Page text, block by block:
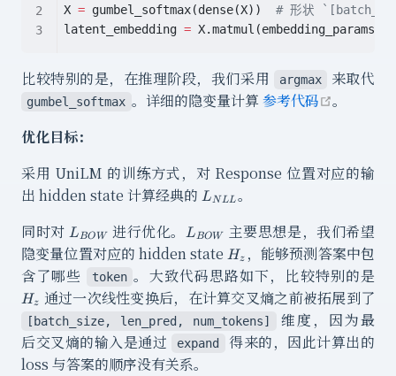
X = gumbel_softmax(dense(X)) # 形状
latent_embedding = X.matmul(embedding_params)
比较特别的是，在推理阶段，我们采用 argmax 来取代
gumbel_softmax 。详细的隐变量计算 参考代码 open in
。
优化目标：
采用 UniLM 的训练方式，对 Response 位置对应的输
出 hidden state 计算经典的 L_{NLL}
LN LL。
同时对L_{BOW}
LBOW 进行优化。L_{BOW}
LBOW
主要思想是，我们希望
隐变量位置对应的 hidden stateH_z
Hz ，能够预测答案中包
含了哪些
token 。大致代码思路如下，比较特别的是
Hz 通过一次线性变换后，在计算交叉熵之前被拓展到了
[batch_size, len_pred, num_tokens]
维度，因为最
后交叉熵的输入是通过
expand
得来的，因此计算出的
loss 与答案的顺序没有关系。